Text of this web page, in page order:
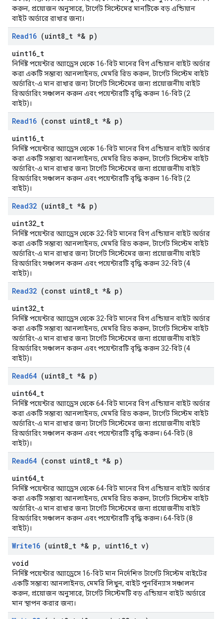
করুন, প্রয়োজন অনুসারে, টার্গেট সিস্টেমের মানটিকে বড় এন্ডিয়ান
বাইট অর্ডারে রাখার জন্য।
Read16 (uint8 t *& p)
uint16_t
নির্দিষ্ট পয়েন্টার অ্যাড্রেস থেকে 16-বিট মানের বিগ এন্ডিয়ান বাইট অর্ডার
করা একটি সম্ভাব্য আনলাইনড, মেমরি রিড করুন, টার্গেট সিস্টেম বাইট
অর্ডারিং-এ মান রাখার জন্য টার্গেট সিস্টেমের জন্য প্রয়োজনীয় বাইট
রিঅর্ডারিং সঞ্চালন করুন এবং পয়েন্টারটি বৃদ্ধি করুন 16-বিট (2
বাইট)।
Read16 (const uint8 t *& p)
uint16_t
নির্দিষ্ট পয়েন্টার অ্যাড্রেস থেকে 16-বিট মানের বিগ এন্ডিয়ান বাইট অর্ডার
করা একটি সম্ভাব্য আনলাইনড, মেমরি রিড করুন, টার্গেট সিস্টেম বাইট
অর্ডারিং-এ মান রাখার জন্য টার্গেট সিস্টেমের জন্য প্রয়োজনীয় বাইট
রিঅর্ডারিং সঞ্চালন করুন এবং পয়েন্টারটি বৃদ্ধি করুন 16-বিট (2
বাইট)।
Read32 (uint8 t *& p)
uint32_t
নির্দিষ্ট পয়েন্টার অ্যাড্রেস থেকে 32-বিট মানের বিগ এন্ডিয়ান বাইট অর্ডার
করা একটি সম্ভাব্য আনলাইনড, মেমরি রিড করুন, টার্গেট সিস্টেম বাইট
অর্ডারিং-এ মান রাখার জন্য টার্গেট সিস্টেমের জন্য প্রয়োজনীয় বাইট
রিঅর্ডারিং সঞ্চালন করুন এবং পয়েন্টারটি বৃদ্ধি করুন 32-বিট (4
বাইট)।
Read32 (const uint8 t *& p)
uint32_t
নির্দিষ্ট পয়েন্টার অ্যাড্রেস থেকে 32-বিট মানের বিগ এন্ডিয়ান বাইট অর্ডার
করা একটি সম্ভাব্য আনলাইনড, মেমরি রিড করুন, টার্গেট সিস্টেম বাইট
অর্ডারিং-এ মান রাখার জন্য টার্গেট সিস্টেমের জন্য প্রয়োজনীয় বাইট
রিঅর্ডারিং সঞ্চালন করুন এবং পয়েন্টারটি বৃদ্ধি করুন 32-বিট (4
বাইট)।
Read64 (uint8 t *& p)
uint64_t
নির্দিষ্ট পয়েন্টার অ্যাড্রেস থেকে 64-বিট মানের বিগ এন্ডিয়ান বাইট অর্ডার
করা একটি সম্ভাব্য আনলাইনড, মেমরি রিড করুন, টার্গেট সিস্টেম বাইট
অর্ডারিং-এ মান রাখার জন্য টার্গেট সিস্টেমের জন্য প্রয়োজনীয় বাইট
রিঅর্ডারিং সঞ্চালন করুন এবং পয়েন্টারটি বৃদ্ধি করুন। 64-বিট (8
বাইট)।
Read64 (const uint8 t *& p)
uint64_t
নির্দিষ্ট পয়েন্টার অ্যাড্রেস থেকে 64-বিট মানের বিগ এন্ডিয়ান বাইট অর্ডার
করা একটি সম্ভাব্য আনলাইনড, মেমরি রিড করুন, টার্গেট সিস্টেম বাইট
অর্ডারিং-এ মান রাখার জন্য টার্গেট সিস্টেমের জন্য প্রয়োজনীয় বাইট
রিঅর্ডারিং সঞ্চালন করুন এবং পয়েন্টারটি বৃদ্ধি করুন। 64-বিট (8
বাইট)।
Write16 (uint8 t *& p , uint16 t v)
void
নির্দিষ্ট পয়েন্টার অ্যাড্রেসে 16-বিট মান নির্দেশিত টার্গেট সিস্টেম বাইটের
একটি সম্ভাব্য আনলাইনড, মেমরি লিখুন, বাইট পুনর্বিন্যাস সঞ্চালন
করুন, প্রয়োজন অনুসারে, টার্গেট সিস্টেমটি বড় এন্ডিয়ান বাইট অর্ডারে
মান স্থাপন করার জন্য।